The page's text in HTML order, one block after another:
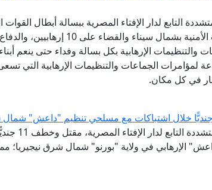
التابع لدار الإفتاء المصرية ببسالة أبطال
إحباط هجوم إرهابي على أحد الارتكازات الأمنية بشمال سيناء
والتنظيمات الإرهابية بكل بسالة وفداء حتى ينعم
لمؤامرات الجماعات والتنظيمات الإرهابية التي
في كل مكان.
أدان مرصد الفتاوى
الإرهابي في ولاية "بورنو" شمال شرق نيجيريا؛